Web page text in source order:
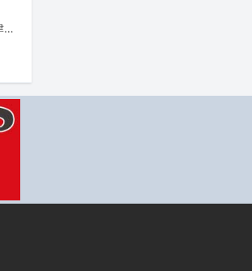
9月23日から25日までの3日間、岐阜・中津川公園内特設ステージで行われる野外ライブイベント「中津川THE SOLAR BUDOKAN 2022」の最終追加出演者が発表された。